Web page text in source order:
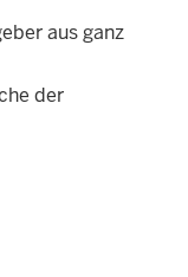
aus ganz
der